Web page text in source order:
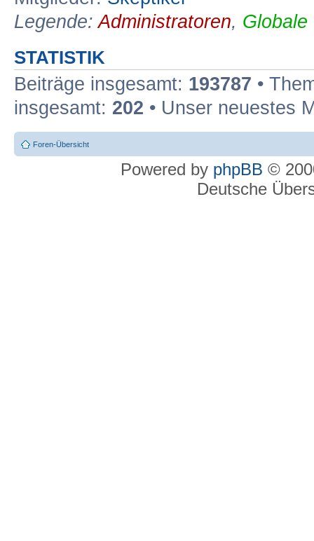
Legende:Administratoren, Globale
STATISTIK
Beiträge insgesamt: 193787 •
insgesamt: 202 • Unser neuestes
Foren-Übersicht
Powered by phpBB ©
Deutsche